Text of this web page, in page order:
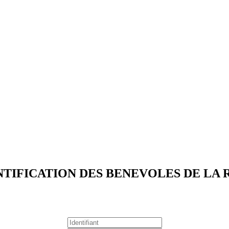
DES BENEVOLES DE LA